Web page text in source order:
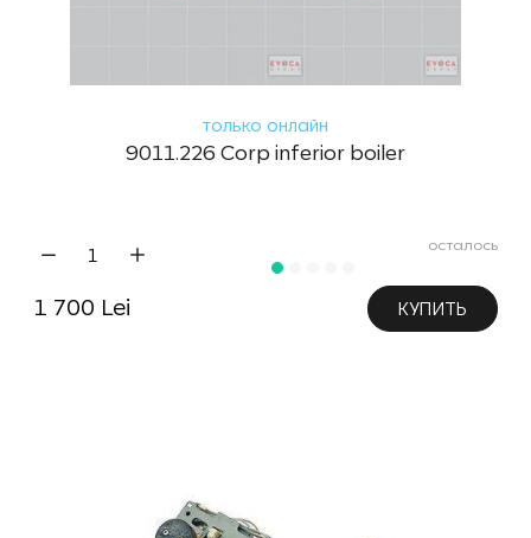
только онлайн
9011.226 Corp inferior boiler
осталось
1 700 Lei КУПИТЬ